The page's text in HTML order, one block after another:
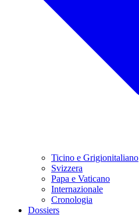
Ticino e Grigionitaliano
Svizzera
Papa e Vaticano
Internazionale
Cronologia
Dossiers